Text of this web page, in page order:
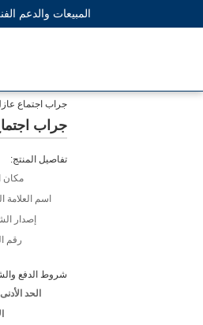
المبيعات والدعم
جراب اجتماع
جراب
تفاصيل المنتج:
مكان
اسم العلامة
إصدار
رقم
شروط الدفع
الحد